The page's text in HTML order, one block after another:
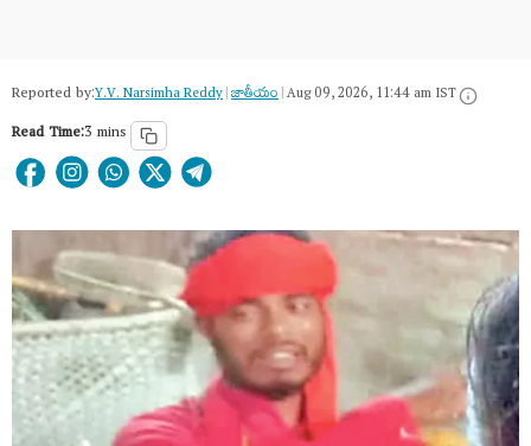
Reported by:Y.V. Narsimha Reddy|జాతీయం|Aug 09, 2026, 11:44 am IST
Read Time:3 mins